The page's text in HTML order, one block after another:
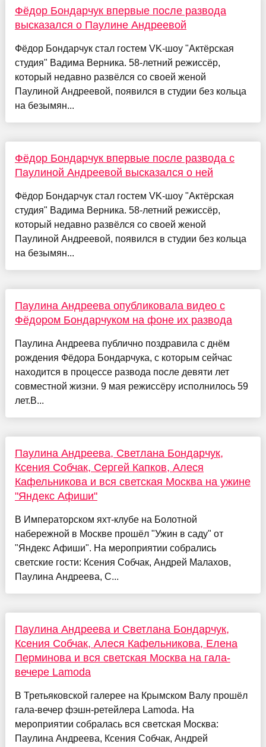
Фёдор Бондарчук впервые после развода
высказался о Паулине Андреевой
Фёдор Бондарчук стал гостем VK-шоу "Актёрская
студия" Вадима Верника. 58-летний режиссёр,
который недавно развёлся со своей женой
Паулиной Андреевой, появился в студии без кольца
на безымян...
Фёдор Бондарчук впервые после развода с
Паулиной Андреевой высказался о ней
Фёдор Бондарчук стал гостем VK-шоу "Актёрская
студия" Вадима Верника. 58-летний режиссёр,
который недавно развёлся со своей женой
Паулиной Андреевой, появился в студии без кольца
на безымян...
Паулина Андреева опубликовала видео с
Фёдором Бондарчуком на фоне их развода
Паулина Андреева публично поздравила с днём
рождения Фёдора Бондарчука, с которым сейчас
находится в процессе развода после девяти лет
совместной жизни. 9 мая режиссёру исполнилось 59
лет.В...
Паулина Андреева, Светлана Бондарчук,
Ксения Собчак, Сергей Капков, Алеся
Кафельникова и вся светская Москва на ужине
"Яндекс Афиши"
В Императорском яхт-клубе на Болотной
набережной в Москве прошёл "Ужин в саду" от
"Яндекс Афиши". На мероприятии собрались
светские гости: Ксения Собчак, Андрей Малахов,
Паулина Андреева, С...
Паулина Андреева и Светлана Бондарчук,
Ксения Собчак, Алеся Кафельникова, Елена
Перминова и вся светская Москва на гала-
вечере Lamoda
В Третьяковской галерее на Крымском Валу прошёл
гала-вечер фэшн-ретейлера Lamoda. На
мероприятии собралась вся светская Москва:
Паулина Андреева, Ксения Собчак, Андрей